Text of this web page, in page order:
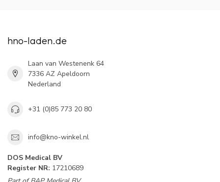
hno-laden.de
Laan van Westenenk 64
7336 AZ Apeldoorn
Nederland
+31 (0)85 773 20 80
info@kno-winkel.nl
DOS Medical BV
Register NR: 17210689